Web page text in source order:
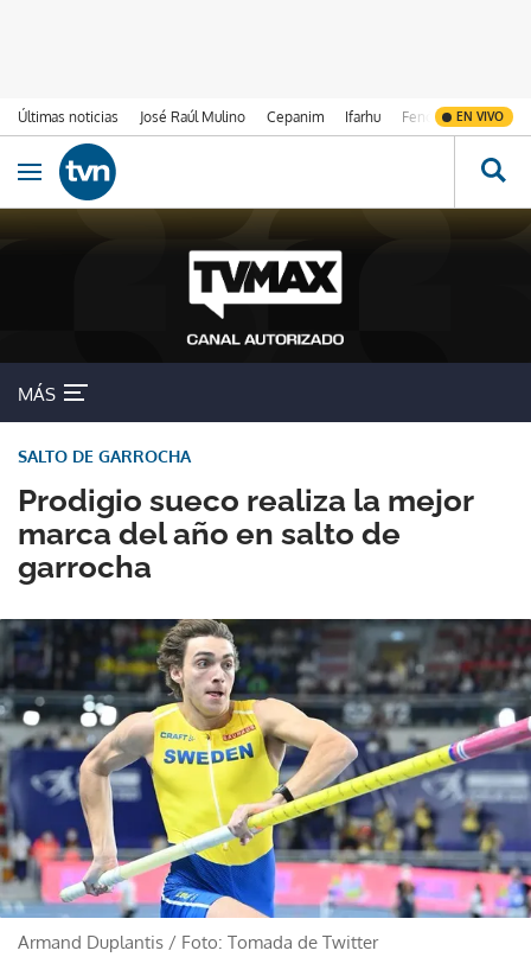
Últimas noticias José Raúl Mulino Cepanim Ifarhu Fenómeno de El
EN VIVO
Ir al contenido
Obrir navegació
MÁS
Prodigio sueco realiza la mejor
marca del año en salto de
garrocha
SALTO DE GARROCHA
Armand Duplantis / Foto: Tomada de Twitter